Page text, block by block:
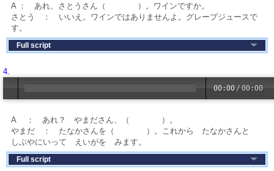
A ： あれ、さとうさん（ ）。ワインですか。
さとう ： いいえ。ワインではありませんよ。グレープジュースで
す。
Full script
4.
00:00 /00:00
A ： あれ？ やまださん、（ ）。
やまだ ： たなかさんを（ ）。これから たなかさんと
しぶやにいって えいがを みます。
Full script